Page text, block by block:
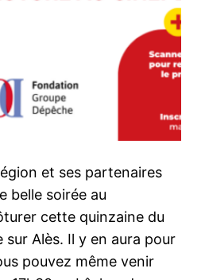
et ses partenaires
belle soirée au
cette quinzaine du
Alès. Il y en aura pour
pouvez même venir